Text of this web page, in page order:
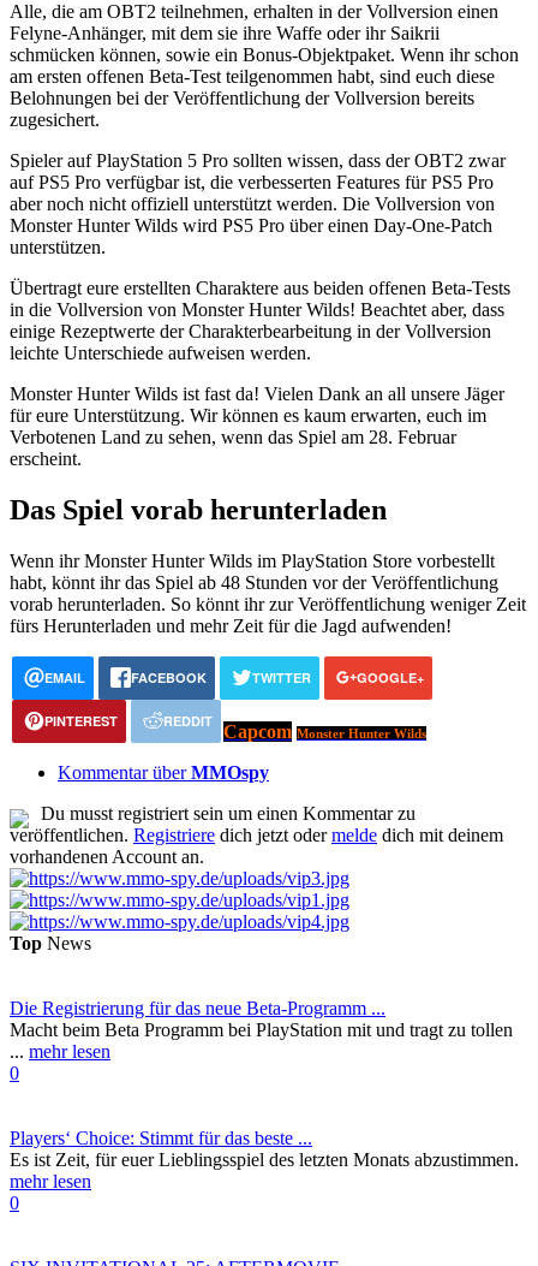
Alle, die am OBT2 teilnehmen, erhalten in der Vollversion einen
Felyne-Anhänger, mit dem sie ihre Waffe oder ihr Saikrii
schmücken können, sowie ein Bonus-Objektpaket. Wenn ihr schon
am ersten offenen Beta-Test teilgenommen habt, sind euch diese
Belohnungen bei der Veröffentlichung der Vollversion bereits
zugesichert.
Spieler auf PlayStation 5 Pro sollten wissen, dass der OBT2 zwar
auf PS5 Pro verfügbar ist, die verbesserten Features für PS5 Pro
aber noch nicht offiziell unterstützt werden. Die Vollversion von
Monster Hunter Wilds wird PS5 Pro über einen Day-One-Patch
unterstützen.
Übertragt eure erstellten Charaktere aus beiden offenen Beta-Tests
in die Vollversion von Monster Hunter Wilds! Beachtet aber, dass
einige Rezeptwerte der Charakterbearbeitung in der Vollversion
leichte Unterschiede aufweisen werden.
Monster Hunter Wilds ist fast da! Vielen Dank an all unsere Jäger
für eure Unterstützung. Wir können es kaum erwarten, euch im
Verbotenen Land zu sehen, wenn das Spiel am 28. Februar
erscheint.
Das Spiel vorab herunterladen
Wenn ihr Monster Hunter Wilds im PlayStation Store vorbestellt
habt, könnt ihr das Spiel ab 48 Stunden vor der Veröffentlichung
vorab herunterladen. So könnt ihr zur Veröffentlichung weniger Zeit
fürs Herunterladen und mehr Zeit für die Jagd aufwenden!
EMAIL FACEBOOK TWITTER GOOGLE+
PINTEREST REDDIT
Capcom Monster Hunter Wilds
Kommentar überMMOspy
Du musst registriert sein um einen Kommentar zu
veröffentlichen. Registriere dich jetzt odermelde dich mit deinem
vorhandenen Account an.
Top News
Die Registrierung für das neue Beta-Programm ...
Macht beim Beta Programm bei PlayStation mit und tragt zu tollen
... mehr lesen
0
Players‘ Choice: Stimmt für das beste ...
Es ist Zeit, für euer Lieblingsspiel des letzten Monats abzustimmen.
mehr lesen
0